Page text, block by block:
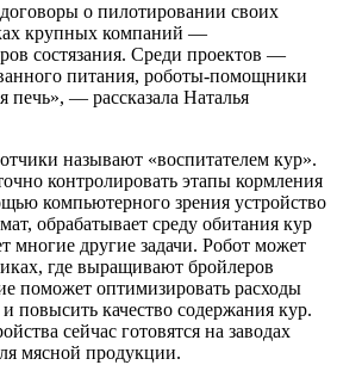
о пилотировании своих
крупных компаний —
состязания. Среди проектов —
питания, роботы-помощники
печь», — рассказала Наталья
называют «воспитателем кур».
контролировать этапы кормления
компьютерного зрения устройство
обрабатывает среду обитания кур
многие другие задачи. Робот может
где выращивают бройлеров
поможет оптимизировать расходы
повысить качество содержания кур.
сейчас готовятся на заводах
мясной продукции.